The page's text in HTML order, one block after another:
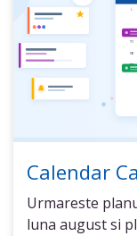
Calendar
Urmareste
luna august si